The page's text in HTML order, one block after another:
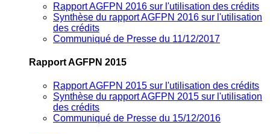
Rapport AGFPN 2016 sur l'utilisation des crédits
Synthèse du rapport AGFPN 2016 sur l'utilisation
des crédits
Communiqué de Presse du 11/12/2017
Rapport AGFPN 2015
Rapport AGFPN 2015 sur l'utilisation des crédits
Synthèse du rapport AGFPN 2015 sur l'utilisation
des crédits
Communiqué de Presse du 15/12/2016